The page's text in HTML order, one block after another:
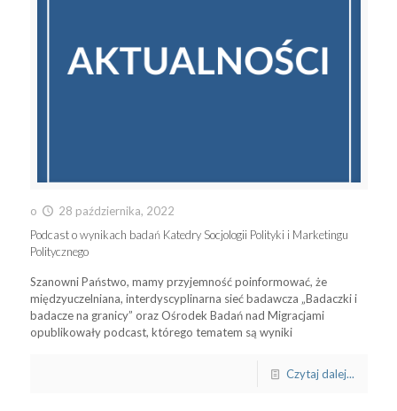
o
28 października, 2022
Podcast o wynikach badań Katedry Socjologii Polityki i Marketingu
Politycznego
Szanowni Państwo, mamy przyjemność poinformować, że
międzyuczelniana, interdyscyplinarna sieć badawcza „Badaczki i
badacze na granicy” oraz Ośrodek Badań nad Migracjami
opublikowały podcast, którego tematem są wyniki
Czytaj dalej...